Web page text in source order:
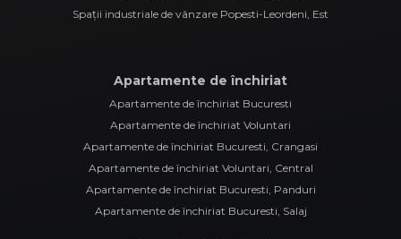
Spații industriale de vânzare Popesti-Leordeni, Est
Apartamente de închiriat
Apartamente de închiriat Bucuresti
Apartamente de închiriat Voluntari
Apartamente de închiriat Bucuresti, Crangasi
Apartamente de închiriat Voluntari, Central
Apartamente de închiriat Bucuresti, Panduri
Apartamente de închiriat Bucuresti, Salaj